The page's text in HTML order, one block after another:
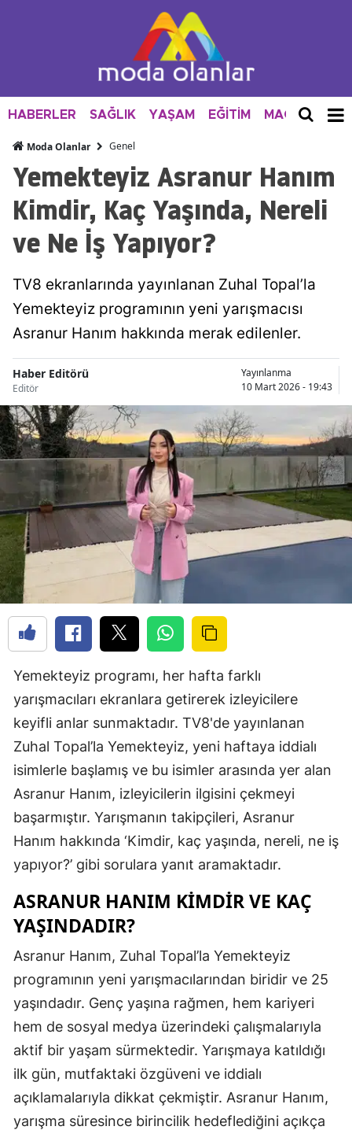
HABERLER SAĞLIK YAŞAM EĞİTİM MAGAZİN
Moda Olanlar Genel
Yemekteyiz Asranur Hanım
Kimdir, Kaç Yaşında, Nereli
ve Ne İş Yapıyor?
TV8 ekranlarında yayınlanan Zuhal Topal’la
Yemekteyiz programının yeni yarışmacısı
Asranur Hanım hakkında merak edilenler.
Haber Editörü
Editör
Yayınlanma
10 Mart 2026 - 19:43
Yemekteyiz programı, her hafta farklı
yarışmacıları ekranlara getirerek izleyicilere
keyifli anlar sunmaktadır. TV8'de yayınlanan
Zuhal Topal’la Yemekteyiz, yeni haftaya iddialı
isimlerle başlamış ve bu isimler arasında yer alan
Asranur Hanım, izleyicilerin ilgisini çekmeyi
başarmıştır. Yarışmanın takipçileri, Asranur
Hanım hakkında ‘Kimdir, kaç yaşında, nereli, ne iş
yapıyor?’ gibi sorulara yanıt aramaktadır.
ASRANUR HANIM KIMDIR VE KAÇ
YAŞINDADIR?
Asranur Hanım, Zuhal Topal’la Yemekteyiz
programının yeni yarışmacılarından biridir ve 25
yaşındadır. Genç yaşına rağmen, hem kariyeri
hem de sosyal medya üzerindeki çalışmalarıyla
aktif bir yaşam sürmektedir. Yarışmaya katıldığı
ilk gün, mutfaktaki özgüveni ve iddialı
açıklamalarıyla dikkat çekmiştir. Asranur Hanım,
yarışma süresince birincilik hedeflediğini açıkça